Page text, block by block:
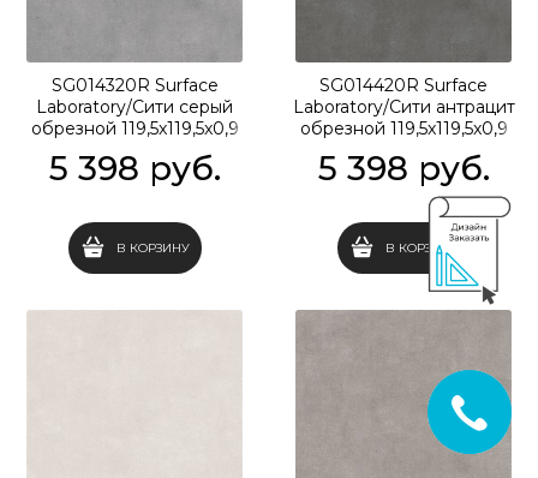
SG014320R Surface
Laboratory/Сити серый
обрезной 119,5x119,5x0,9
5 398 руб.
В КОРЗИНУ
SG014420R Surface
Laboratory/Сити антрацит
обрезной 119,5x119,5x0,9
5 398 руб.
В КОРЗИНУ